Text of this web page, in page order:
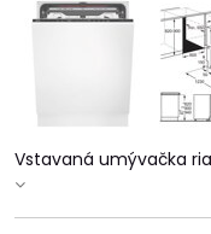
Vstavaná umývačka